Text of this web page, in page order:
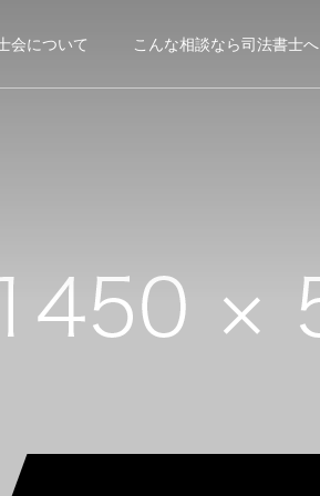
会について こんな相談なら司法書士へ